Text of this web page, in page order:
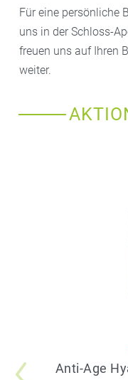
Für eine persönliche
uns in der Schloss-
freuen uns auf Ihren
weiter.
Anti-Age